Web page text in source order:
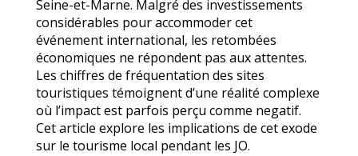
Seine-et-Marne. Malgré des investissements
considérables pour accommoder cet
événement international, les retombées
économiques ne répondent pas aux attentes.
Les chiffres de fréquentation des sites
touristiques témoignent d’une réalité complexe
où l’impact est parfois perçu comme negatif.
Cet article explore les implications de cet exode
sur le tourisme local pendant les JO.